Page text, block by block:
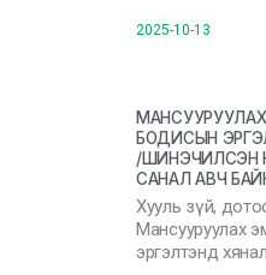
2025-10-13
БОДИСЫН
/ШИНЭЧИЛСЭН
САНАЛ АВЧ
Хууль зүй,
Мансууруулах
эргэлтэнд